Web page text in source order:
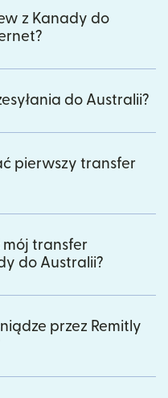
z Kanady do
do Australii?
pierwszy transfer
mój transfer
do Australii?
przez Remitly